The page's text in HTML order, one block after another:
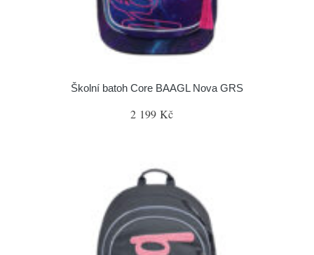
Školní batoh Core BAAGL Nova GRS
2 199 Kč